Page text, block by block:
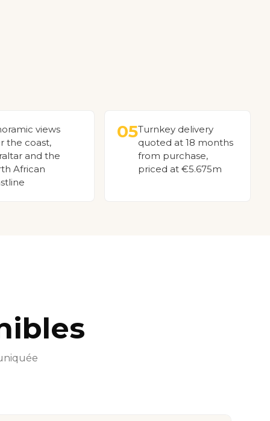
views
the coast,
and the
African
05Turnkey delivery
quoted at 18 months
from purchase,
priced at €5.675m